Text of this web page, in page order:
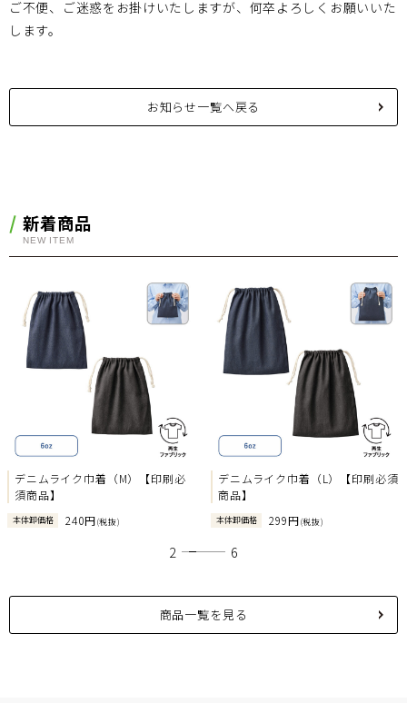
ご不便、ご迷惑をお掛けいたしますが、何卒よろしくお願いいた
します。
お知らせ一覧へ戻る
新着商品
NEW ITEM
Previous
デニムライク巾着（M）【印刷必
須商品】
本体卸価格 240円(税抜)
デニムライク巾着（L）【印刷必須
商品】
本体卸価格 299円(税抜)
Next
6
商品一覧を見る